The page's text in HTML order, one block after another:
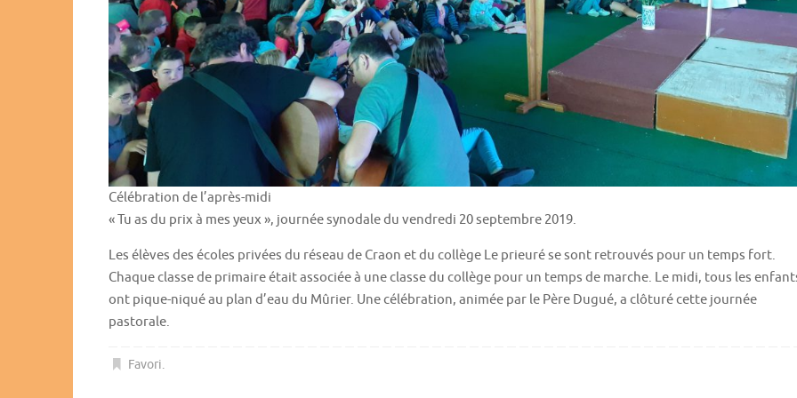
Célébration de l’après-midi
« Tu as du prix à mes yeux », journée synodale du vendredi 20 septembre 2019.
Les élèves des écoles privées du réseau de Craon et du collège Le prieuré se sont retrouvés pour un temps fort.
Chaque classe de primaire était associée à une classe du collège pour un temps de marche. Le midi, tous les
ont pique-niqué au plan d’eau du Mûrier. Une célébration, animée par le Père Dugué, a clôturé cette journée
pastorale.
Favori.